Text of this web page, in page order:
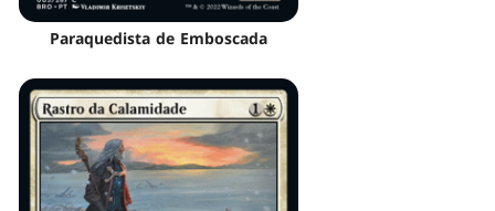
Paraquedista de Emboscada